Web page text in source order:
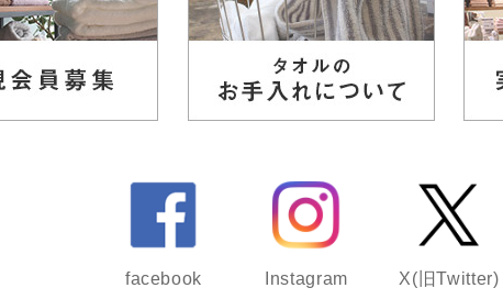
facebook Instagram X(旧Twitter)